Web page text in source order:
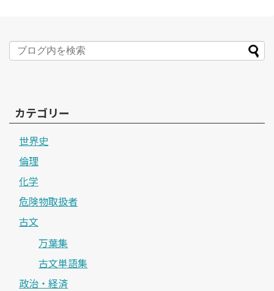
カテゴリー
世界史
倫理
化学
危険物取扱者
古文
万葉集
古文単語集
政治・経済